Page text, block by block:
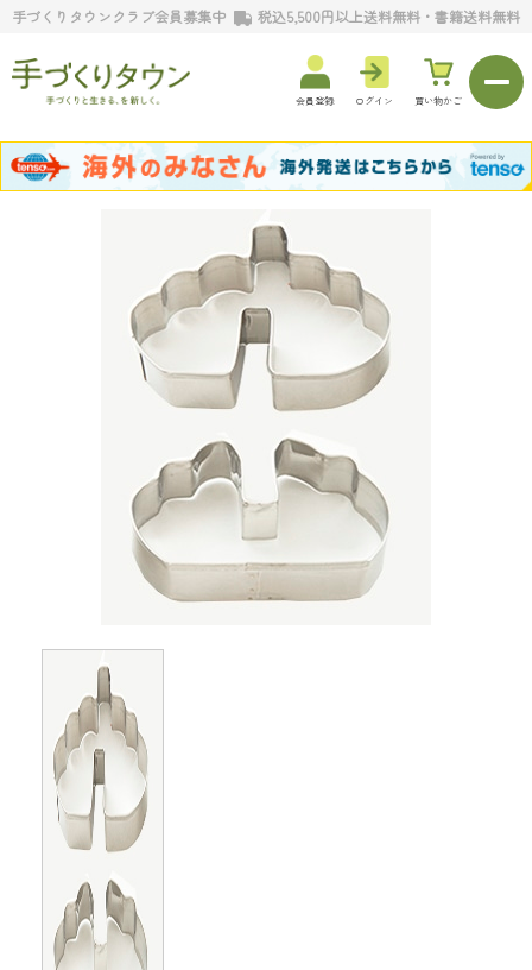
手づくりタウンクラブ会員募集中 税込5,500円以上送料無料・書籍送料無料
会員登録 ログイン 買い物かご